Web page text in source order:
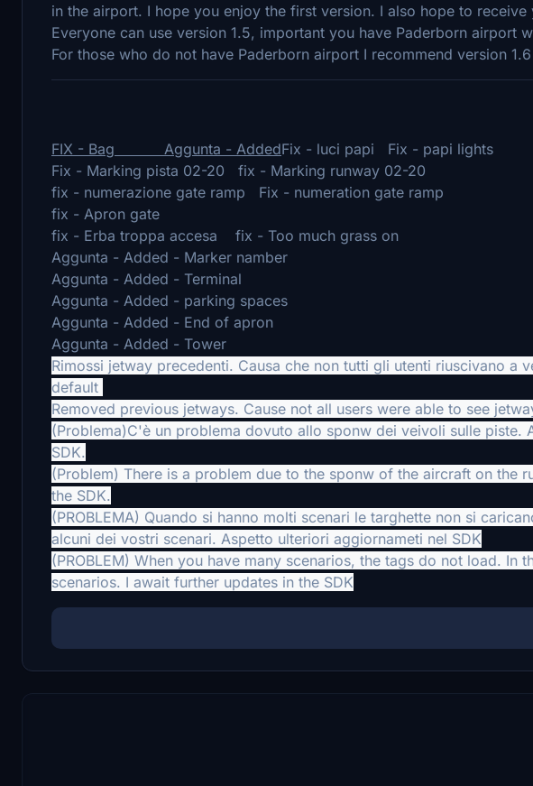
in the airport. I hope you enjoy the first version. I also hope to receive
Everyone can use version 1.5, important you have Paderborn airport
For those who do not have Paderborn airport I recommend version 1.6
FIX - Bag Aggunta - AddedFix - luci papi Fix - papi lights
Fix - Marking pista 02-20 fix - Marking runway 02-20
fix - numerazione gate ramp Fix - numeration gate ramp
fix - Apron gate
fix - Erba troppa accesa fix - Too much grass on
Aggunta - Added - Marker namber
Aggunta - Added - Terminal
Aggunta - Added - parking spaces
Aggunta - Added - End of apron
Aggunta - Added - Tower
Rimossi jetway precedenti. Causa che non tutti gli utenti riuscivano a
default
Removed previous jetways. Cause not all users were able to see
(Problema)C'è un problema dovuto allo sponw dei veivoli sulle piste.
SDK.
(Problem) There is a problem due to the sponw of the aircraft on the
the SDK.
(PROBLEMA) Quando si hanno molti scenari le targhette non si
alcuni dei vostri scenari. Aspetto ulteriori aggiornameti nel SDK
(PROBLEM) When you have many scenarios, the tags do not load. In
scenarios. I await further updates in the SDK